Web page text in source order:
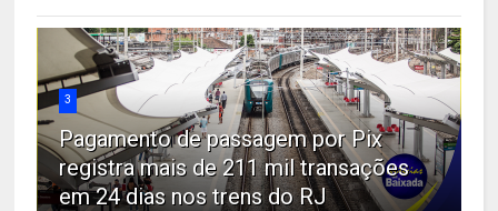
3
Pagamento de passagem por Pix
registra mais de 211 mil transações
em 24 dias nos trens do RJ